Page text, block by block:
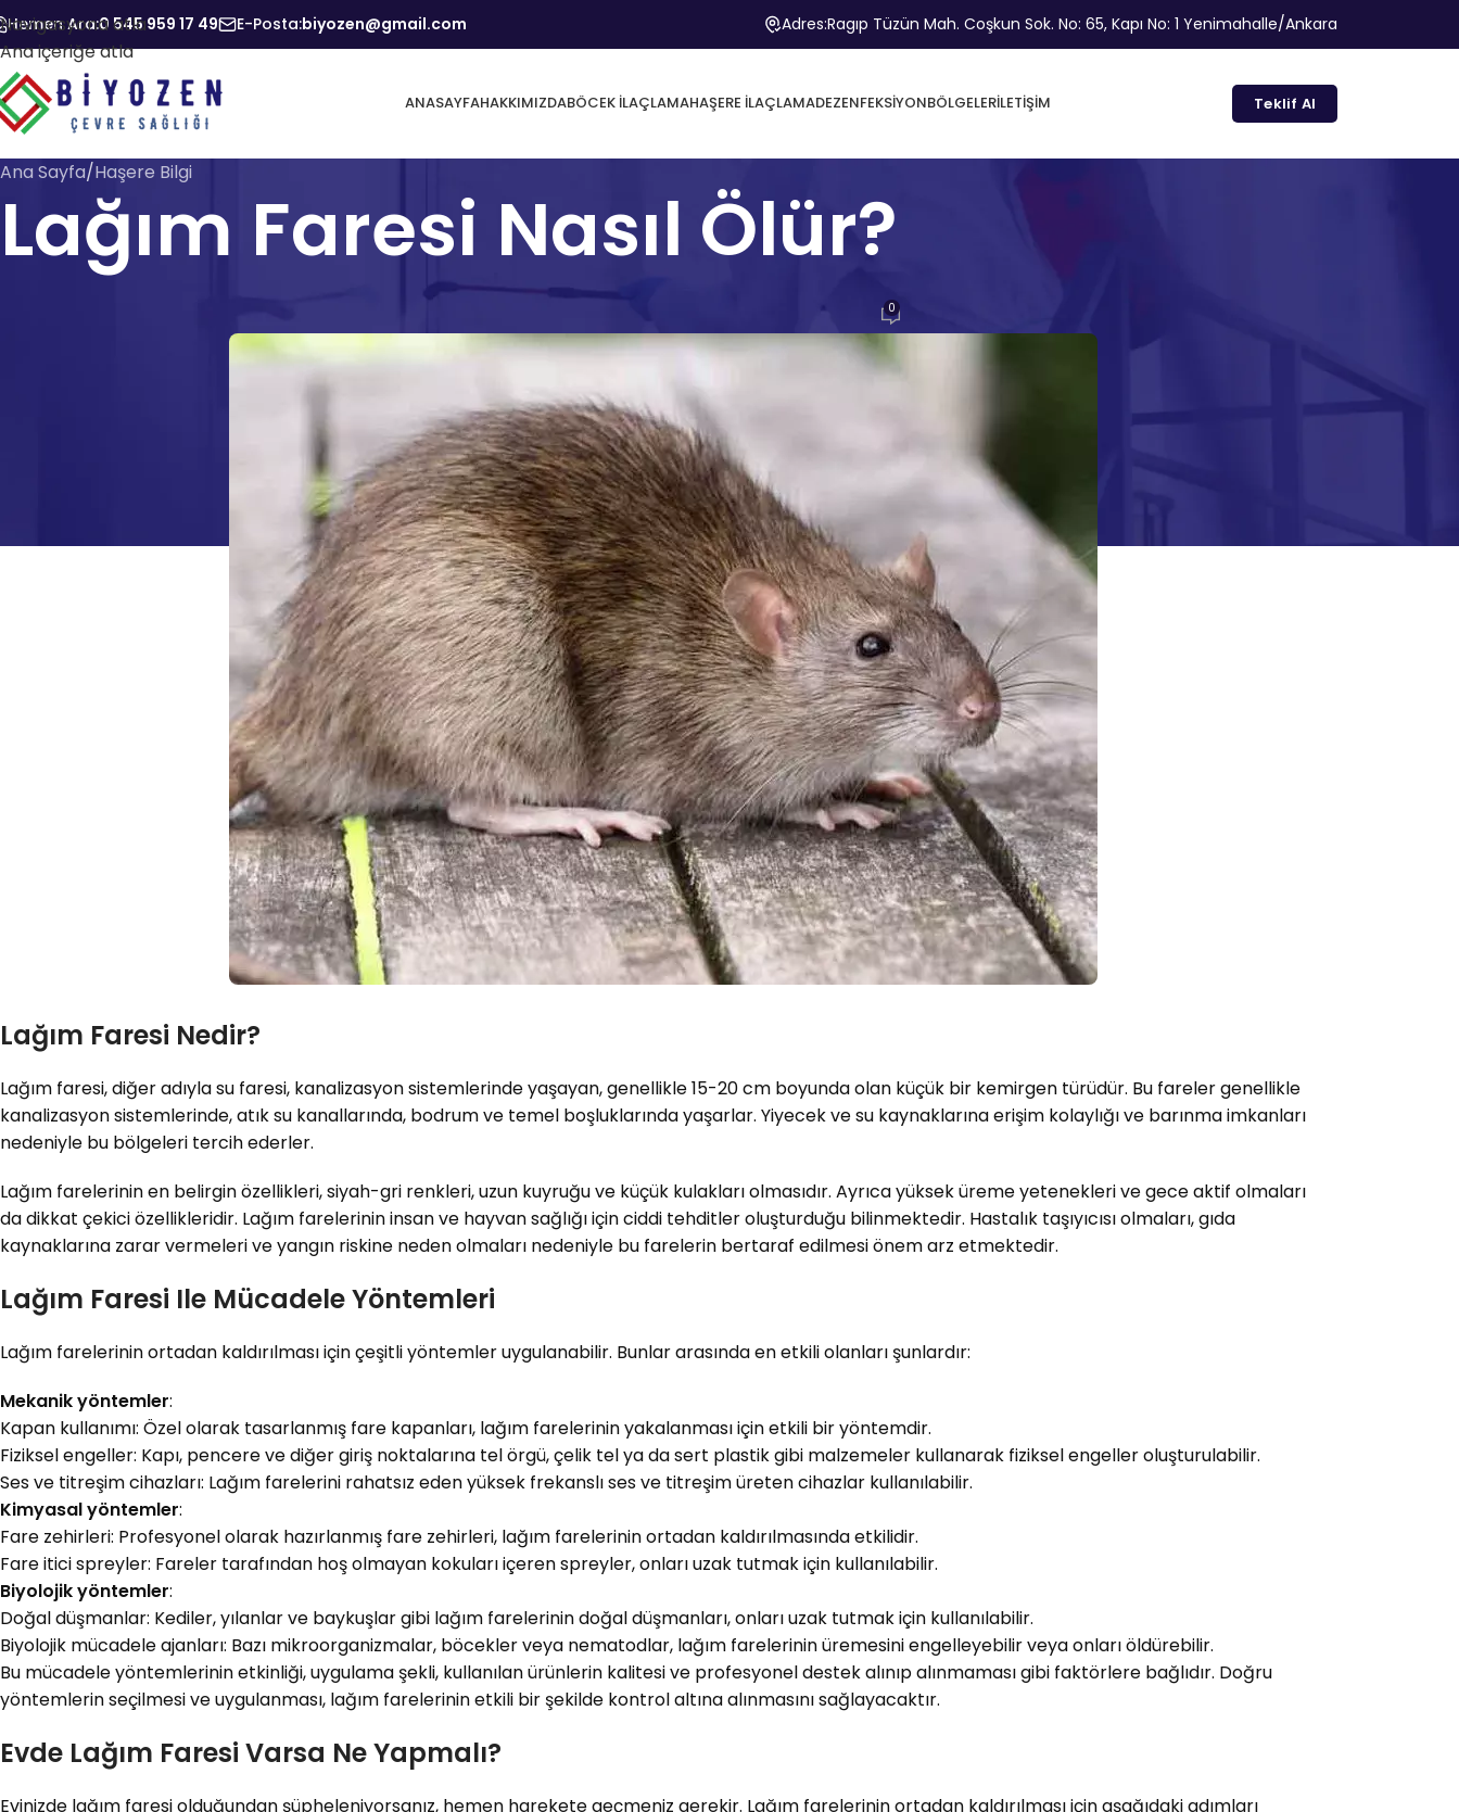
Navigasyona atla
Ana içeriğe atla
Hemen Ara:0 545 959 17 49 E-Posta:biyozen@gmail.com Adres:Ragıp Tüzün Mah. Coşkun Sok. No: 65, Kapı No: 1 Yenimahalle/Ankara
ANASAYFAHAKKIMIZDABÖCEK İLAÇLAMAHAŞERE İLAÇLAMADEZENFEKSIYONBÖLGELERİLETIŞIM Teklif Al
Ana Sayfa Haşere Bilgi
Lağım Faresi Nasıl Ölür?
Açık 28 Nisan 2026 0
Lağım Faresi Nedir?
Lağım faresi, diğer adıyla su faresi, kanalizasyon sistemlerinde yaşayan, genellikle 15-20 cm boyunda olan küçük bir kemirgen türüdür. Bu fareler genellikle
kanalizasyon sistemlerinde, atık su kanallarında, bodrum ve temel boşluklarında yaşarlar. Yiyecek ve su kaynaklarına erişim kolaylığı ve barınma imkanları
nedeniyle bu bölgeleri tercih ederler.
Lağım farelerinin en belirgin özellikleri, siyah-gri renkleri, uzun kuyruğu ve küçük kulakları olmasıdır. Ayrıca yüksek üreme yetenekleri ve gece aktif olmaları
da dikkat çekici özellikleridir. Lağım farelerinin insan ve hayvan sağlığı için ciddi tehditler oluşturduğu bilinmektedir. Hastalık taşıyıcısı olmaları, gıda
kaynaklarına zarar vermeleri ve yangın riskine neden olmaları nedeniyle bu farelerin bertaraf edilmesi önem arz etmektedir.
Lağım Faresi Ile Mücadele Yöntemleri
Lağım farelerinin ortadan kaldırılması için çeşitli yöntemler uygulanabilir. Bunlar arasında en etkili olanları şunlardır:
Mekanik yöntemler:
Kapan kullanımı: Özel olarak tasarlanmış fare kapanları, lağım farelerinin yakalanması için etkili bir yöntemdir.
Fiziksel engeller: Kapı, pencere ve diğer giriş noktalarına tel örgü, çelik tel ya da sert plastik gibi malzemeler kullanarak fiziksel engeller oluşturulabilir.
Ses ve titreşim cihazları: Lağım farelerini rahatsız eden yüksek frekanslı ses ve titreşim üreten cihazlar kullanılabilir.
Kimyasal yöntemler:
Fare zehirleri: Profesyonel olarak hazırlanmış fare zehirleri, lağım farelerinin ortadan kaldırılmasında etkilidir.
Fare itici spreyler: Fareler tarafından hoş olmayan kokuları içeren spreyler, onları uzak tutmak için kullanılabilir.
Biyolojik yöntemler:
Doğal düşmanlar: Kediler, yılanlar ve baykuşlar gibi lağım farelerinin doğal düşmanları, onları uzak tutmak için kullanılabilir.
Biyolojik mücadele ajanları: Bazı mikroorganizmalar, böcekler veya nematodlar, lağım farelerinin üremesini engelleyebilir veya onları öldürebilir.
Bu mücadele yöntemlerinin etkinliği, uygulama şekli, kullanılan ürünlerin kalitesi ve profesyonel destek alınıp alınmaması gibi faktörlere bağlıdır. Doğru
yöntemlerin seçilmesi ve uygulanması, lağım farelerinin etkili bir şekilde kontrol altına alınmasını sağlayacaktır.
Evde Lağım Faresi Varsa Ne Yapmalı?
Evinizde lağım faresi olduğundan şüpheleniyorsanız, hemen harekete geçmeniz gerekir. Lağım farelerinin ortadan kaldırılması için aşağıdaki adımları